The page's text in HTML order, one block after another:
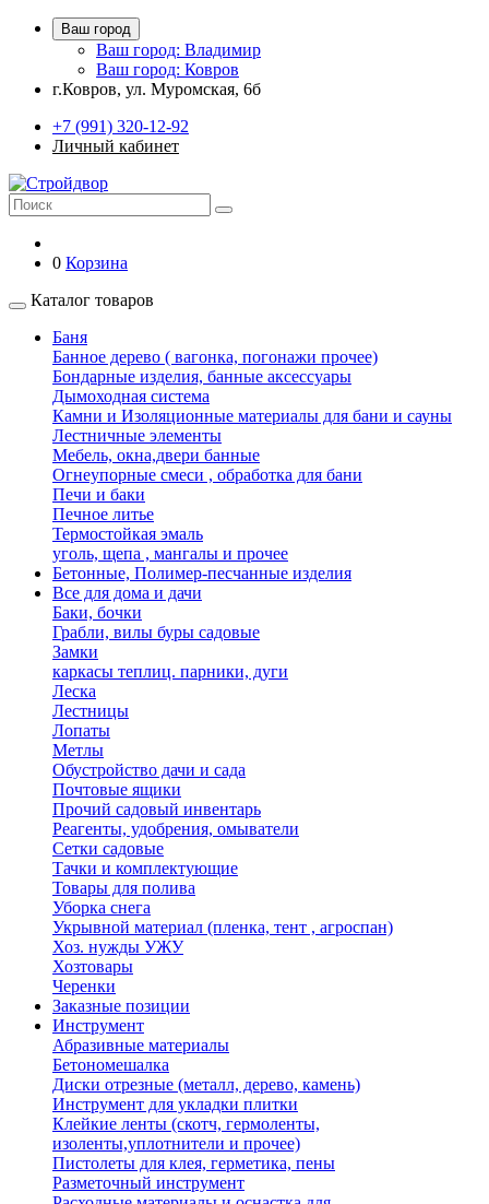
Ваш город
Ваш город: Владимир
Ваш город: Ковров
г.Ковров, ул. Муромская, 6б
+7 (991) 320-12-92
Личный кабинет
0 Корзина
Каталог товаров
Баня
Банное дерево ( вагонка, погонажи прочее)
Бондарные изделия, банные аксессуары
Дымоходная система
Камни и Изоляционные материалы для бани и сауны
Лестничные элементы
Мебель, окна,двери банные
Огнеупорные смеси , обработка для бани
Печи и баки
Печное литье
Термостойкая эмаль
уголь, щепа , мангалы и прочее
Бетонные, Полимер-песчанные изделия
Все для дома и дачи
Баки, бочки
Грабли, вилы буры садовые
Замки
каркасы теплиц. парники, дуги
Леска
Лестницы
Лопаты
Метлы
Обустройство дачи и сада
Почтовые ящики
Прочий садовый инвентарь
Реагенты, удобрения, омыватели
Сетки садовые
Тачки и комплектующие
Товары для полива
Уборка снега
Укрывной материал (пленка, тент , агроспан)
Хоз. нужды УЖУ
Хозтовары
Черенки
Заказные позиции
Инструмент
Абразивные материалы
Бетономешалка
Диски отрезные (металл, дерево, камень)
Инструмент для укладки плитки
Клейкие ленты (скотч, гермоленты,
изоленты,уплотнители и прочее)
Пистолеты для клея, герметика, пены
Разметочный инструмент